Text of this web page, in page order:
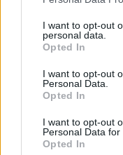
I want to opt-out
personal data.
Opted In
I want to opt-out
Personal Data.
Opted In
I want to opt-out
Personal Data for
Opted In
τετράτροχο και
Ερέτρια.